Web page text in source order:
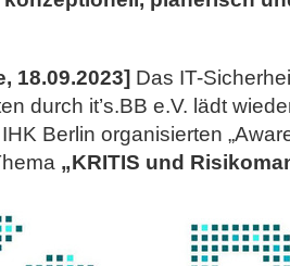
18.09.2023] Das IT-
durch it’s.BB e.V. lädt
Berlin organisierten
„KRITIS und